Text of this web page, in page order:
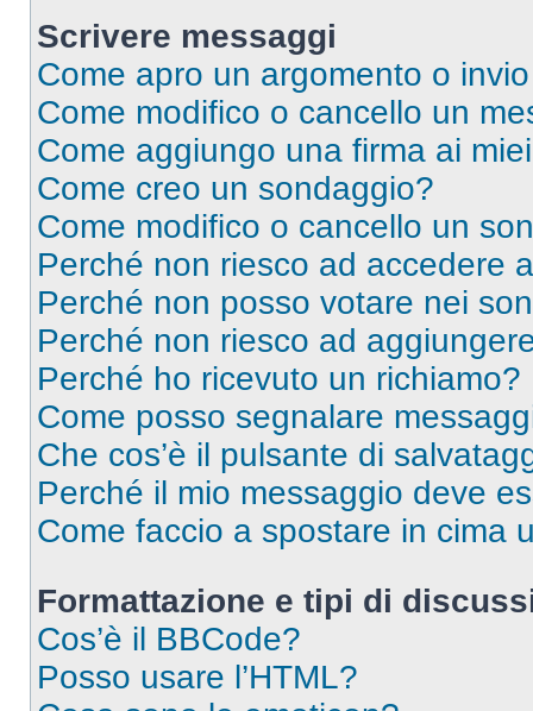
Scrivere messaggi
Come apro un argomento o
Come modifico o cancello un
Come aggiungo una firma ai
Come creo un sondaggio?
Come modifico o cancello un
Perché non riesco ad accedere
Perché non posso votare nei
Perché non riesco ad
Perché ho ricevuto un richiamo?
Come posso segnalare
Che cos’è il pulsante di
Perché il mio messaggio deve
Come faccio a spostare in cima
Formattazione e tipi di
Cos’è il BBCode?
Posso usare l’HTML?